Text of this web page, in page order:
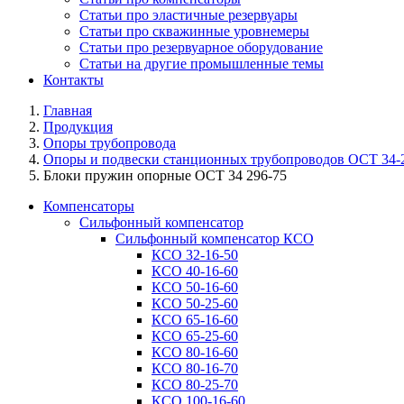
Статьи про эластичные резервуары
Статьи про скважинные уровнемеры
Статьи про резервуарное оборудование
Статьи на другие промышленные темы
Контакты
Главная
Продукция
Опоры трубопровода
Опоры и подвески станционных трубопроводов ОСТ
Блоки пружин опорные ОСТ 34 296-75
Компенсаторы
Сильфонный компенсатор
Сильфонный компенсатор КСО
КСО 32-16-50
КСО 40-16-60
КСО 50-16-60
КСО 50-25-60
КСО 65-16-60
КСО 65-25-60
КСО 80-16-60
КСО 80-16-70
КСО 80-25-70
КСО 100-16-60